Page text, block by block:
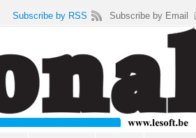
Subscribe by RSS Subscribe by Email